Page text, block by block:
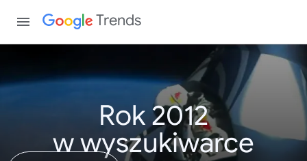
Trends
Rok 2012
w wyszukiwarce